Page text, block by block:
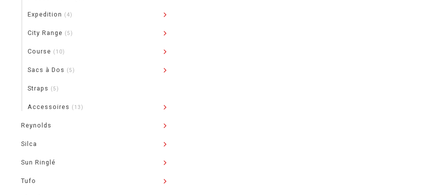
Expedition (4)
City Range (5)
Course (10)
Sacs à Dos (5)
Straps (5)
Accessoires (13)
Reynolds
Silca
Sun Ringlé
Tufo